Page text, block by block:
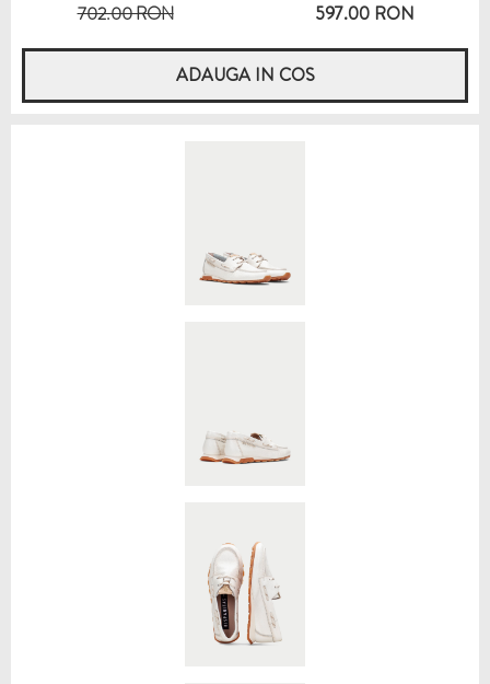
702.00 RON
597.00 RON
ADAUGA IN COS